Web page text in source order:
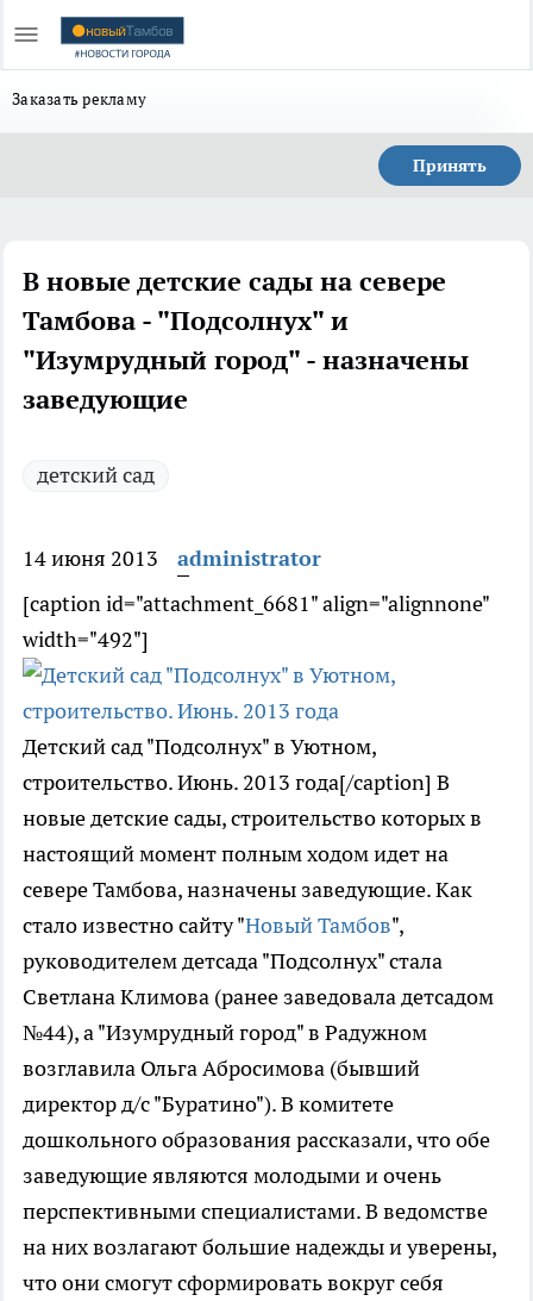
Заказать рекламу
Принять
В новые детские сады на севере
Тамбова - "Подсолнух" и
"Изумрудный город" - назначены
заведующие
детский сад
14 июня 2013
administrator
[caption id="attachment_6681" align="alignnone"
width="492"]
Детский сад "Подсолнух" в Уютном,
строительство. Июнь. 2013 года[/caption] В
новые детские сады, строительство которых в
настоящий момент полным ходом идет на
севере Тамбова, назначены заведующие. Как
стало известно сайту "Новый Тамбов",
руководителем детсада "Подсолнух" стала
Светлана Климова (ранее заведовала детсадом
№44), а "Изумрудный город" в Радужном
возглавила Ольга Абросимова (бывший
директор д/с "Буратино"). В комитете
дошкольного образования рассказали, что обе
заведующие являются молодыми и очень
перспективными специалистами. В ведомстве
на них возлагают большие надежды и уверены,
что они смогут сформировать вокруг себя